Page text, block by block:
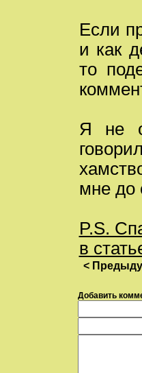
Если
и как
то
Я не
мне до
P.S.
в
<
Добавить